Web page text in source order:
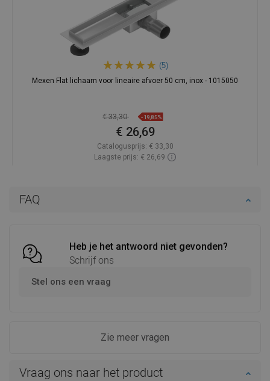
FAQ
Heb je het antwoord niet gevonden?
Schrijf ons
Stel ons een vraag
Zie meer vragen
Vraag ons naar het product
(5)
Mexen Flat lichaam voor lineaire afvoer 50 cm, inox - 1015050
€ 33,30 -19,85%
€ 26,69
Catalogusprijs: € 33,30
Laagste prijs: € 26,69